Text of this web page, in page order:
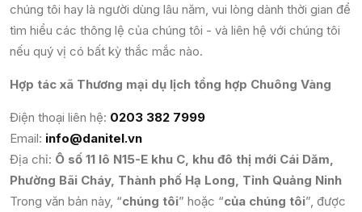
chúng tôi hay là người dùng lâu năm, vui lòng dành thời gian để
tìm hiểu các thông lệ của chúng tôi - và liên hệ với chúng tôi
nếu quý vị có bất kỳ thắc mắc nào.
Hợp tác xã Thương mại dụ lịch tổng hợp Chuông Vàng
Điện thoại liên hệ: 0203 382 7999
Email: info@danitel.vn
Địa chỉ: Ô số 11 lô N15-E khu C, khu đô thị mới Cái Dăm,
Phường Bãi Cháy, Thành phố Hạ Long, Tỉnh Quảng Ninh
Trong văn bản này, “chúng tôi” hoặc “của chúng tôi”, được